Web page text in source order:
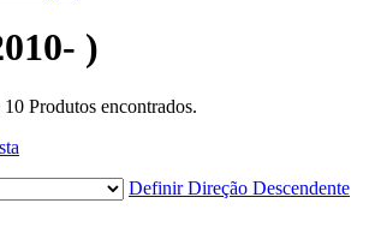
)
10 Produtos encontrados.
Definir Direção Descendente